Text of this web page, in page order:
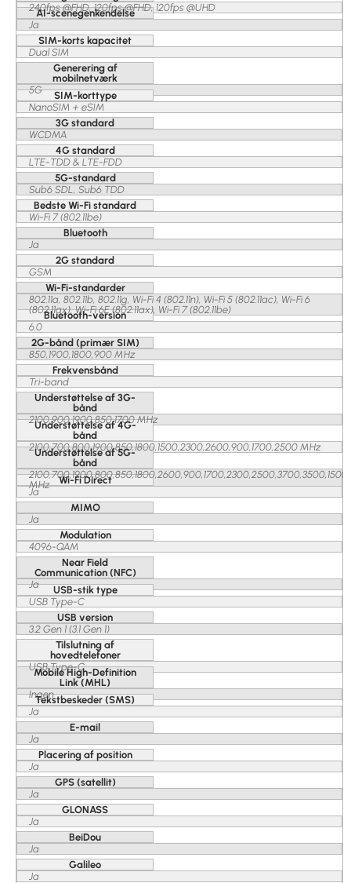
240fps @FHD, 120fps @FHD, 120fps @UHD
AI-scenegenkendelse
Ja
SIM-korts kapacitet
Dual SIM
Generering af
mobilnetværk
5G
SIM-korttype
NanoSIM + eSIM
3G standard
WCDMA
4G standard
LTE-TDD & LTE-FDD
5G-standard
Sub6 SDL, Sub6 TDD
Bedste Wi-Fi standard
Wi-Fi 7 (802.11be)
Bluetooth
Ja
2G standard
GSM
Wi-Fi-standarder
802.11a, 802.11b, 802.11g, Wi-Fi 4 (802.11n), Wi-Fi 5 (802.11ac), Wi-Fi 6
(802.11ax), Wi-Fi 6E (802.11ax), Wi-Fi 7 (802.11be)
Bluetooth-version
6.0
2G-bånd (primær SIM)
850,1900,1800,900 MHz
Frekvensbånd
Tri-band
Understøttelse af 3G-
bånd
2100,900,1900,850,1700 MHz
Understøttelse af 4G-
bånd
2100,700,800,1900,850,1800,1500,2300,2600,900,1700,2500 MHz
Understøttelse af 5G-
bånd
2100,700,1900,800,850,1800,2600,900,1700,2300,2500,3700,3500,1500
MHz
Wi-Fi Direct
Ja
MIMO
Ja
Modulation
4096-QAM
Near Field
Communication (NFC)
Ja
USB-stik type
USB Type-C
USB version
3.2 Gen 1 (3.1 Gen 1)
Tilslutning af
hovedtelefoner
USB Type-C
Mobile High-Definition
Link (MHL)
Ingen
Tekstbeskeder (SMS)
Ja
E-mail
Ja
Placering af position
Ja
GPS (satellit)
Ja
GLONASS
Ja
BeiDou
Ja
Galileo
Ja